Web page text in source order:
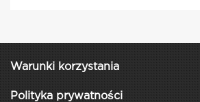
Warunki korzystania
Polityka prywatności